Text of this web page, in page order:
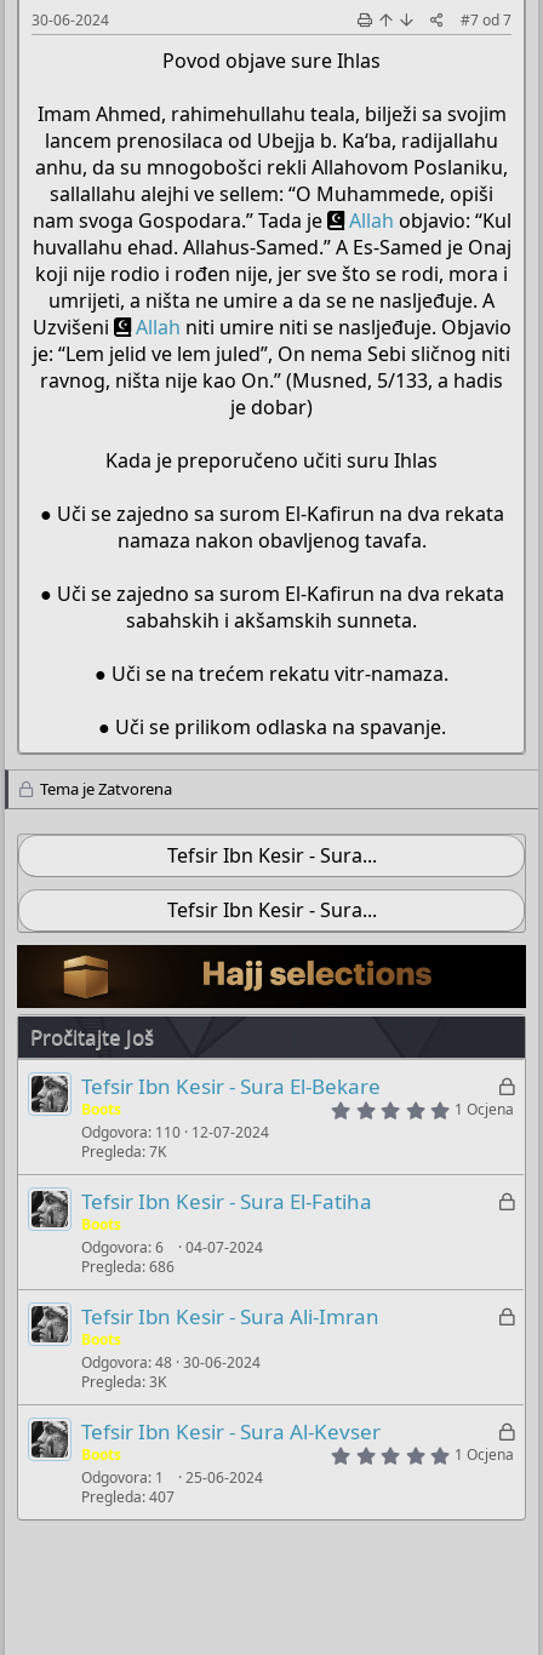
30-06-2024 #7od7
Povod objave sure Ihlas
Imam Ahmed, rahimehullahu teala, bilježi sa svojim
lancem prenosilaca od Ubejja b. Ka‘ba, radijallahu
anhu, da su mnogobošci rekli Allahovom Poslaniku,
sallallahu alejhi ve sellem: “O Muhammede, opiši
nam svoga Gospodara.” Tada je
Allah objavio: “Kul
huvallahu ehad. Allahus-Samed.” A Es-Samed je Onaj
koji nije rodio i rođen nije, jer sve što se rodi, mora i
umrijeti, a ništa ne umire a da se ne nasljeđuje. A
Uzvišeni
Allah niti umire niti se nasljeđuje. Objavio
je: “Lem jelid ve lem juled”, On nema Sebi sličnog niti
ravnog, ništa nije kao On.” (Musned, 5/133, a hadis
je dobar)
Kada je preporučeno učiti suru Ihlas
● Uči se zajedno sa surom El-Kafirun na dva rekata
namaza nakon obavljenog tavafa.
● Uči se zajedno sa surom El-Kafirun na dva rekata
sabahskih i akšamskih sunneta.
● Uči se na trećem rekatu vitr-namaza.
● Uči se prilikom odlaska na spavanje.​
Tema je Zatvorena
Tefsir Ibn Kesir - Sura...
Tefsir Ibn Kesir - Sura...
Pročitajte Još
Z
u
n
o
Tefsir Ibn Kesir - Sura El-Bekare
5
s
1 Ocjena
Boots
Odgovora 110
Pregleda 7K
12-07-2024
Z
u
n
o
Tefsir Ibn Kesir - Sura El-Fatiha
Boots
Odgovora 6
Pregleda 686
04-07-2024
Z
u
n
Tefsir Ibn Kesir - Sura Ali-Imran
Boots
Odgovora 48
Pregleda 3K
30-06-2024
Z
Tefsir Ibn Kesir - Sura Al-Kevser
5
s
1 Ocjena
Boots
Odgovora 1
Pregleda 407
25-06-2024